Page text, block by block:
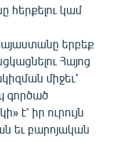
հերքելու կամ
երբեք
Հայոց
միջեւ՝
գործած
է՝ իր ուրույն
եւ բարոյական